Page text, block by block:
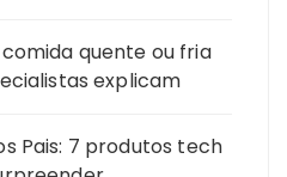
quente ou fria
explicam
Pais: 7 produtos tech